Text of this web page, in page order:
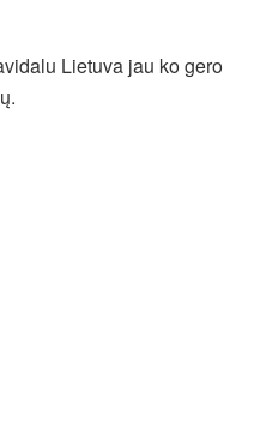
Lietuva jau ko gero